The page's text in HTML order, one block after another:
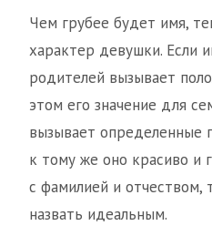
Чем грубее будет имя,
характер девушки. Если
родителей вызывает
этом его значение для
вызывает определенные
к тому же оно красиво и
с фамилией и отчеством,
назвать идеальным.